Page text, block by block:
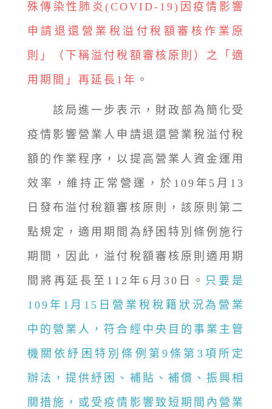
殊傳染性肺炎(COVID-19)因疫情影響
申請退還營業稅溢付稅額審核作業原
則」（下稱溢付稅額審核原則）之「適
用期間」再延長1年 。
該局進一步表示，財政部為簡化受
疫情影響營業人申請退還營業稅溢付稅
額的作業程序，以提高營業人資金運用
效率，維持正常營運，於109年5月13
日發布溢付稅額審核原則，該原則第二
點規定，適用期間為紓困特別條例施行
期間，因此，溢付稅額審核原則適用期
間將再延長至112年6月30日。 只要是
109年1月15日營業稅稅籍狀況為營業
中的營業人，符合經中央目的事業主管
機關依紓困特別條例第9條第3項所定
辦法，提供紓困、補貼、補償、振興相
關措施，或受疫情影響致短期間內營業